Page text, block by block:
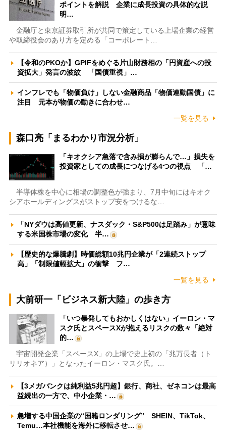
ポイントを解説 企業に成長投資の具体的な説
明…
金融庁と東京証券取引所が共同で策定している上場企業の経営
や取締役会のあり方を定める「コーポレート…
【令和のPKOか】GPIFをめぐる片山財務相の「円資産への投
資拡大」発言の波紋 「国債重視」…
インフレでも「物価負け」しない金融商品「物価連動国債」に
注目 元本が物価の動きに合わせ…
一覧を見る
森口亮「まるわかり市況分析」
「キオクシア急落で含み損が膨らんで…」損失を
投資家としての成長につなげる4つの視点 「…
半導体株を中心に相場の調整色が強まり、7月中旬にはキオク
シアホールディングスがストップ安をつけるな…
「NYダウは高値更新、ナスダック・S&P500は足踏み」が意味
する米国株市場の変化 半…
【歴史的な爆騰劇】時価総額10兆円企業が「2連続ストップ
高」「制限値幅拡大」の衝撃 フ…
一覧を見る
大前研一「ビジネス新大陸」の歩き方
「いつ暴発してもおかしくはない」イーロン・マ
スク氏とスペースXが抱えるリスクの数々「絶対
的…
宇宙開発企業「スペースX」の上場で史上初の「兆万長者（ト
リリオネア）」となったイーロン・マスク氏。…
【3メガバンクは純利益5兆円超】銀行、商社、ゼネコンは最高
益続出の一方で、中小企業・…
急増する中国企業の“国籍ロンダリング” SHEIN、TikTok、
Temu…本社機能を海外に移転させ…